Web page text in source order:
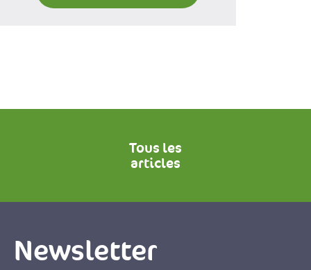
Tous les
articles
Newsletter